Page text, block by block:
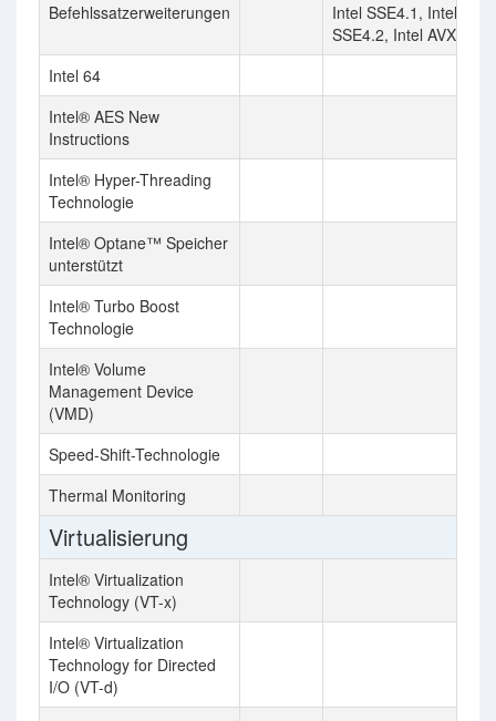
Befehlssatzerweiterungen
Intel SSE4.1, Intel
SSE4.2, Intel AVX2
Intel 64
Intel® AES New
Instructions
Intel® Hyper-Threading
Technologie
Intel® Optane™ Speicher
unterstützt
Intel® Turbo Boost
Technologie
Intel® Volume
Management Device
(VMD)
Speed-Shift-Technologie
Thermal Monitoring
Virtualisierung
Intel® Virtualization
Technology (VT-x)
Intel® Virtualization
Technology for Directed
I/O (VT-d)